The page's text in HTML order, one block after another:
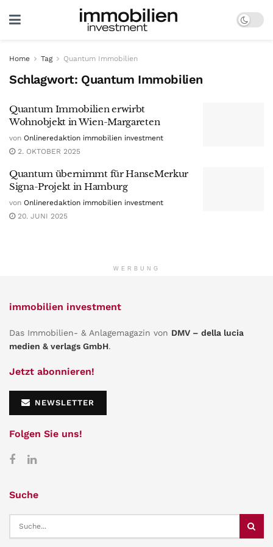
Home Tag Quantum Immobilien
Schlagwort: Quantum Immobilien
Quantum Immobilien erwirbt
Wohnobjekt in Wien-Margareten
von Onlineredaktion immobilien investment
2. OKTOBER 2025
Quantum übernimmt für HanseMerkur
Signa-Projekt in Hamburg
von Onlineredaktion immobilien investment
20. JUNI 2025
WERBUNG
immobilien investment
Das Immobilien- & Anlagemagazin von DMV – della lucia
medien & verlags GmbH.
Jetzt abonnieren!
NEWSLETTER
Folgen Sie uns!
Suche